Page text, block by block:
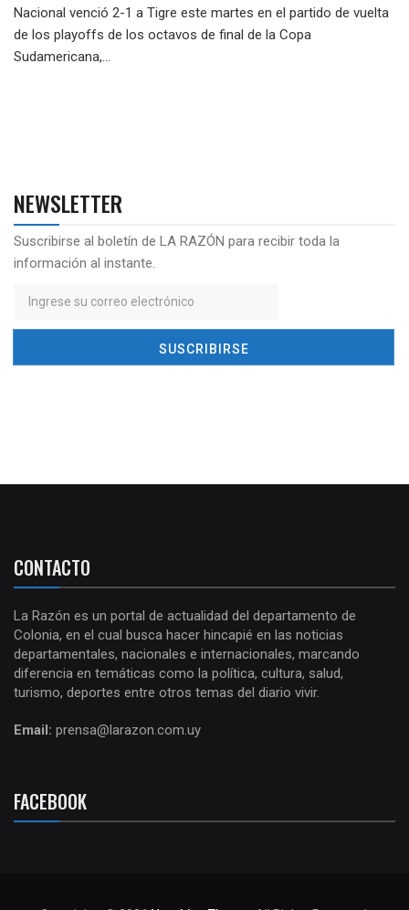
Nacional venció 2-1 a Tigre este martes en el partido de vuelta
de los playoffs de los octavos de final de la Copa
Sudamericana,...
NEWSLETTER
Suscribirse al boletín de LA RAZÓN para recibir toda la
información al instante.
CONTACTO
La Razón es un portal de actualidad del departamento de
Colonia, en el cual busca hacer hincapié en las noticias
departamentales, nacionales e internacionales, marcando
diferencia en temáticas como la política, cultura, salud,
turismo, deportes entre otros temas del diario vivir.
Email: prensa@larazon.com.uy
FACEBOOK